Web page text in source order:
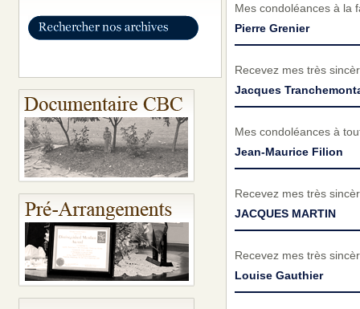
Mes condoléances à la
Pierre Grenier
Recevez mes très
Jacques
Mes condoléances à
Jean-Maurice Filion
Recevez mes très
JACQUES MARTIN
Recevez mes très
Louise Gauthier